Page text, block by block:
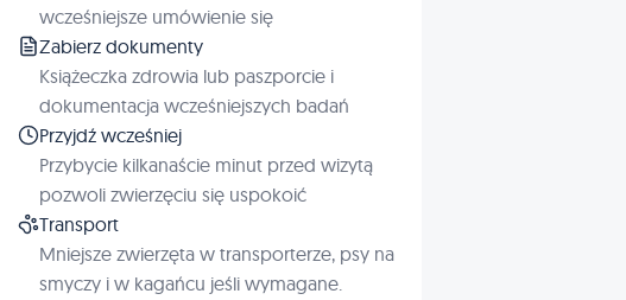
wcześniejsze umówienie się
Zabierz dokumenty
Książeczka zdrowia lub paszporcie i
dokumentacja wcześniejszych badań
Przyjdź wcześniej
Przybycie kilkanaście minut przed wizytą
pozwoli zwierzęciu się uspokoić
Transport
Mniejsze zwierzęta w transporterze, psy na
smyczy i w kagańcu jeśli wymagane.